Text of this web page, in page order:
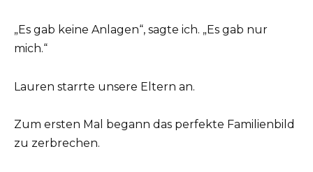
„Es gab keine Anlagen“, sagte ich. „Es gab nur
mich.“
Lauren starrte unsere Eltern an.
Zum ersten Mal begann das perfekte Familienbild
zu zerbrechen.